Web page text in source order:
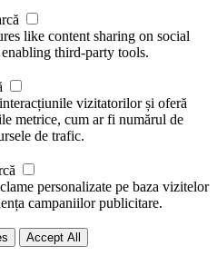
like content sharing on social
third-party tools.
vizitatorilor și oferă
metrice, cum ar fi numărul de
de trafic.
personalizate pe baza vizitelor
campaniilor publicitare.
Accept All